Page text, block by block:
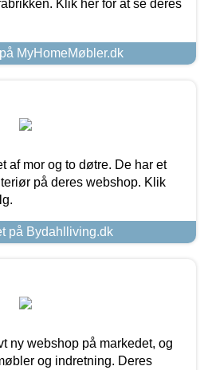
Klik her for at se deres
MyHomeMøbler.dk
af mor og to døtre. De har et
på deres webshop. Klik
på Bydahlliving.dk
ny webshop på markedet, og
og indretning. Deres